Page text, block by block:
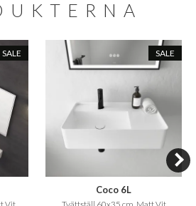
SALE SALE
Coco 6L